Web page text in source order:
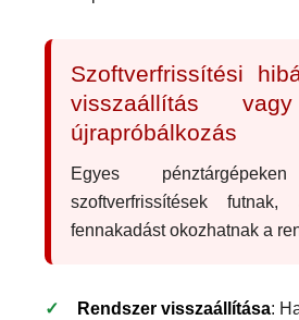
Szoftverfrissítési
visszaállítás
újrapróbálkozás
Egyes
szoftverfrissítések futnak,
fennakadást okozhatnak a
Rendszer visszaállítása: